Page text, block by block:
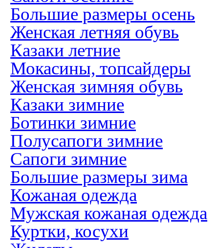
Большие размеры осень
Женская летняя обувь
Казаки летние
Мокасины, топсайдеры
Женская зимняя обувь
Казаки зимние
Ботинки зимние
Полусапоги зимние
Сапоги зимние
Большие размеры зима
Кожаная одежда
Мужская кожаная одежда
Куртки, косухи